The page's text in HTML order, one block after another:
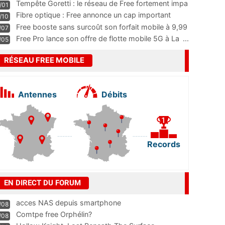
Tempête Goretti : le réseau de Free fortement impa
Fibre optique : Free annonce un cap important
pass
...
Free booste sans surcoût son forfait mobile à 9,99
Free Pro lance son offre de flotte mobile 5G à La ...
RÉSEAU FREE MOBILE
Antennes Débits
Records
EN DIRECT DU FORUM
acces NAS depuis smartphone
Comtpe free Orphélin?